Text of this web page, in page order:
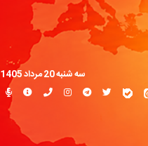
سه شنبه 20 مرداد 1405